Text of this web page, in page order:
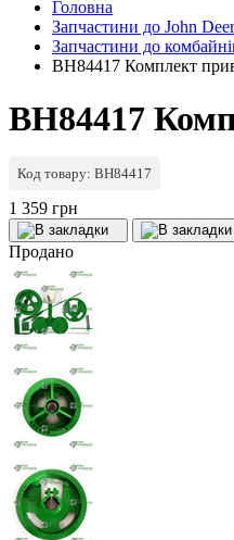
Головна
Запчастини до John
Запчастини до
BH84417 Комплект
BH84417
Код товару: BH84417
1 359 грн
Продано